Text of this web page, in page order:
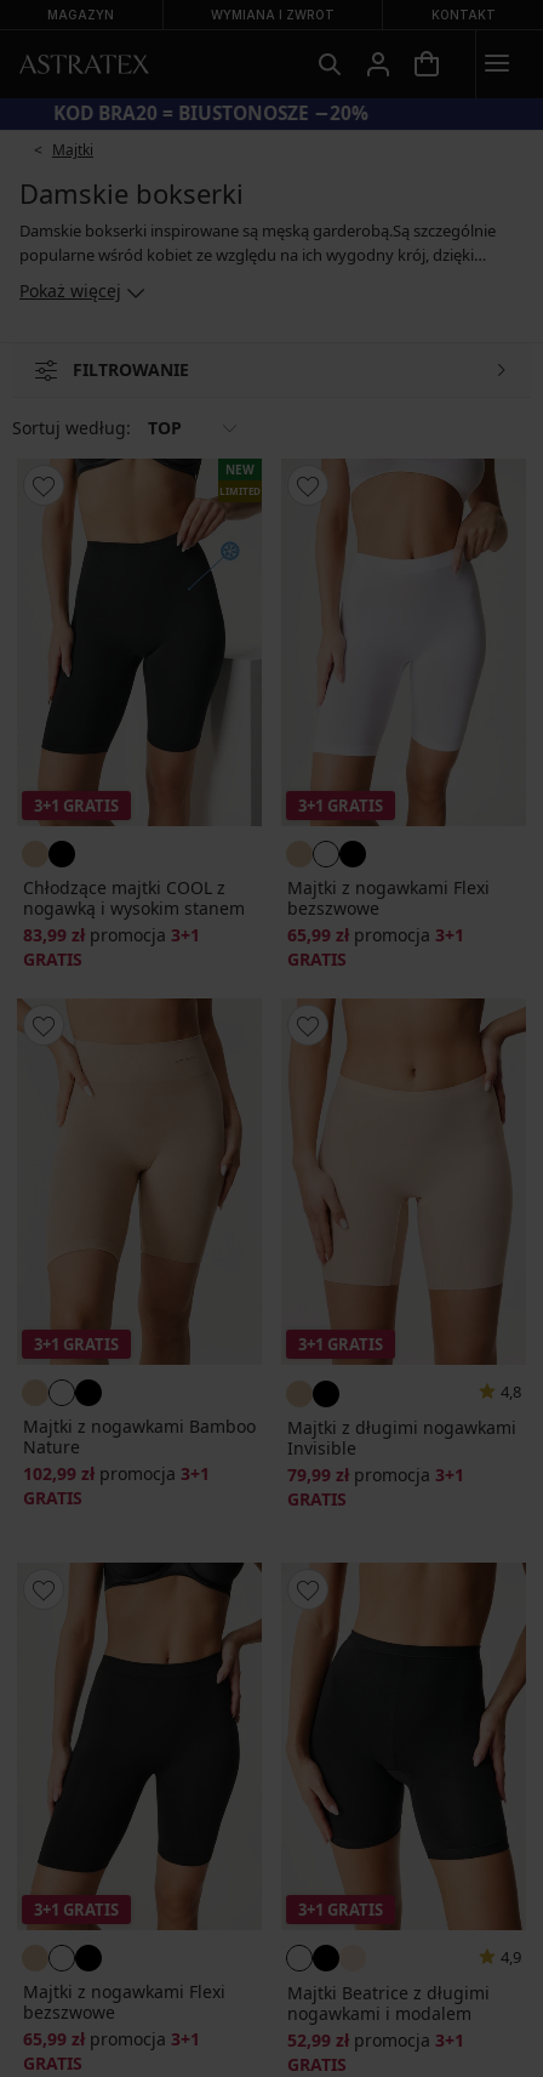
MAGAZYN WYMIANA I ZWROT KONTAKT
KOD BRA20 = BIUSTONOSZE −20%
Majtki
Damskie bokserki
Damskie bokserki inspirowane są męską garderobą.Są szczególnie
popularne wśród kobiet ze względu na ich wygodny krój, dzięki
któremu nie wpijają się w delikatną skórę. Bokserki damskie są
dostępne zarówno w wersji sportowej, jak i koronkowej lub siatkowej.
przyjemnie zakryje i lekko podeprze ciążowy brzuszek.
Pokaż więcej
FILTROWANIE
Sortuj według: TOP
NEW
LIMITED
3+1 GRATIS
Chłodzące majtki COOL z
nogawką i wysokim stanem
83,99 zł promocja 3+1
GRATIS
3+1 GRATIS
Majtki z nogawkami Flexi
bezszwowe
65,99 zł promocja 3+1
GRATIS
3+1 GRATIS
Majtki z nogawkami Bamboo
Nature
102,99 zł promocja 3+1
GRATIS
3+1 GRATIS
4,8
Majtki z długimi nogawkami
Invisible
79,99 zł promocja 3+1
GRATIS
3+1 GRATIS
Majtki z nogawkami Flexi
bezszwowe
65,99 zł promocja 3+1
GRATIS
3+1 GRATIS
4,9
Majtki Beatrice z długimi
nogawkami i modalem
52,99 zł promocja 3+1
GRATIS